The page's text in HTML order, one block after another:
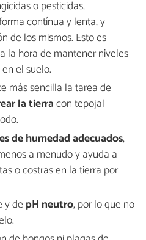
o pesticidas,
contínua y lenta, y
de los mismos. Esto es
la hora de mantener niveles
el suelo.
más sencilla la tarea de
la tierracon tepojal
de humedad adecuados,
a menudo y ayuda a
o costras en la tierra por
y de pH neutro, por lo que no